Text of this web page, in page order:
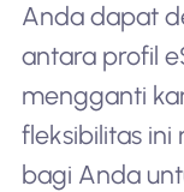
Anda dapat
antara profil
mengganti
fleksibilitas
bagi Anda